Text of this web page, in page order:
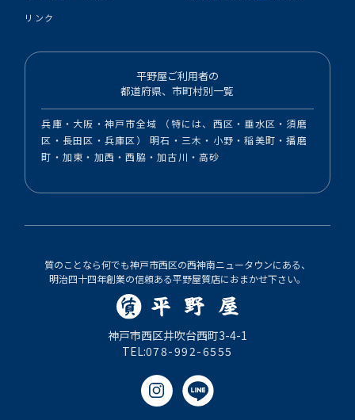
リンク
平野屋ご利用者の
都道府県、市町村別一覧
兵庫・大阪・神戸市全域 （特には、西区・垂水区・須磨
区・長田区・兵庫区） 明石・三木・小野・稲美町・播磨
町・加東・加西・西脇・加古川・高砂
質のことなら何でも神戸市西区の西神南ニュータウンにある、
明治四十四年創業の信頼ある平野屋質店におまかせ下さい。
神戸市西区井吹台西町3-4-1
TEL:078-992-6555